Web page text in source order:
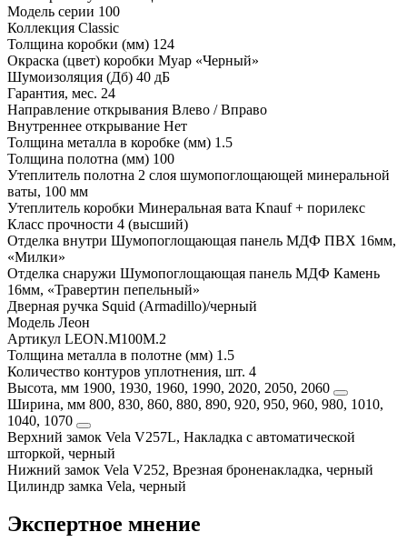
Модель серии 100
Коллекция Classic
Толщина коробки (мм) 124
Окраска (цвет) коробки Муар «Черный»
Шумоизоляция (Дб) 40 дБ
Гарантия, мес. 24
Направление открывания Влево / Вправо
Внутреннее открывание Нет
Толщина металла в коробке (мм) 1.5
Толщина полотна (мм) 100
Утеплитель полотна 2 слоя шумопоглощающей минеральной
ваты, 100 мм
Утеплитель коробки Минеральная вата Knauf + порилекс
Класс прочности 4 (высший)
Отделка внутри Шумопоглощающая панель МДФ ПВХ 16мм,
«Милки»
Отделка снаружи Шумопоглощающая панель МДФ Камень
16мм, «Травертин пепельный»
Дверная ручка Squid (Armadillo)/черный
Модель Леон
Артикул LEON.M100M.2
Толщина металла в полотне (мм) 1.5
Количество контуров уплотнения, шт. 4
Высота, мм 1900, 1930, 1960, 1990, 2020, 2050, 2060
Ширина, мм 800, 830, 860, 880, 890, 920, 950, 960, 980, 1010,
1040, 1070
Верхний замок Vela V257L, Накладка с автоматической
шторкой, черный
Нижний замок Vela V252, Врезная броненакладка, черный
Цилиндр замка Vela, черный
Экспертное мнение